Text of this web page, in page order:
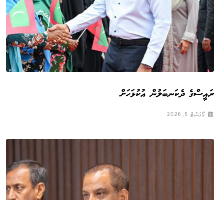
ރައީސްގެ ދެކަނބަލުން އުކުޅަހަށް
އޯގަސްޓް 5, 2026